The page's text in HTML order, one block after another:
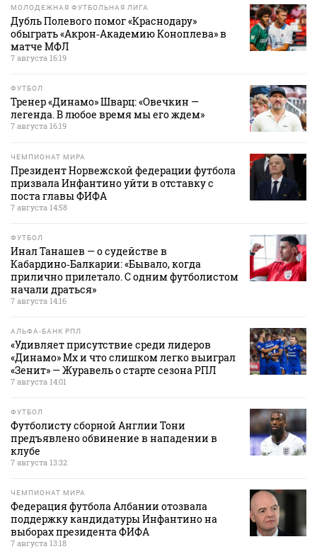
МОЛОДЕЖНАЯ ФУТБОЛЬНАЯ ЛИГА
Дубль Полевого помог «Краснодару»
обыграть «Акрон‑Академию Коноплева» в
матче МФЛ
7 августа 16:19
ФУТБОЛ
Тренер «Динамо» Шварц: «Овечкин —
легенда. В любое время мы его ждем»
7 августа 16:19
ЧЕМПИОНАТ МИРА
Президент Норвежской федерации футбола
призвала Инфантино уйти в отставку с
поста главы ФИФА
7 августа 14:58
ФУТБОЛ
Инал Танашев — о судействе в
Кабардино‑Балкарии: «Бывало, когда
прилично прилетало. С одним футболистом
начали драться»
7 августа 14:16
АЛЬФА-БАНК РПЛ
«Удивляет присутствие среди лидеров
«Динамо» Мх и что слишком легко выиграл
«Зенит» — Журавель о старте сезона РПЛ
7 августа 14:01
ФУТБОЛ
Футболисту сборной Англии Тони
предъявлено обвинение в нападении в
клубе
7 августа 13:32
ЧЕМПИОНАТ МИРА
Федерация футбола Албании отозвала
поддержку кандидатуры Инфантино на
выборах президента ФИФА
7 августа 13:18